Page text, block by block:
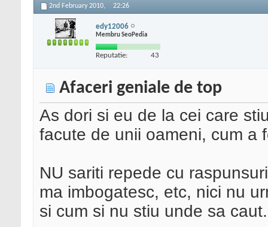
2nd February 2010, 22:26
edy12006
Membru SeoPedia
Reputatie: 43
Afaceri geniale de top
As dori si eu de la cei care
facute de unii oameni, cum a
NU sariti repede cu
ma imbogatesc, etc, nici nu
si cum si nu stiu unde sa caut.